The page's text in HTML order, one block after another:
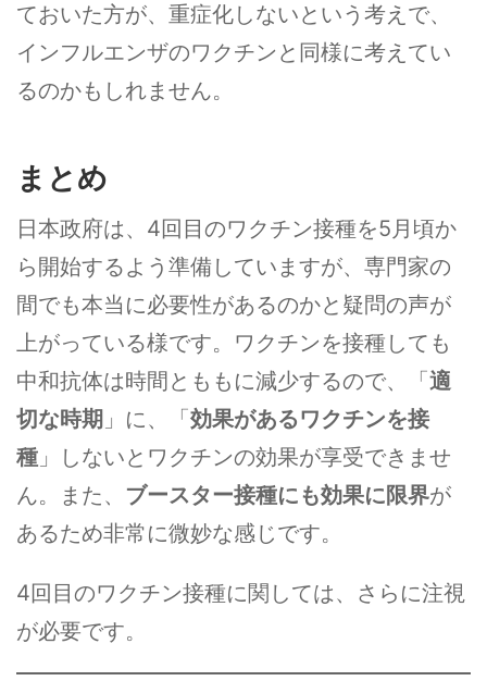
ておいた方が、重症化しないという考えで、
インフルエンザのワクチンと同様に考えてい
るのかもしれません。
まとめ
日本政府は、4回目のワクチン接種を5月頃か
ら開始するよう準備していますが、専門家の
間でも本当に必要性があるのかと疑問の声が
上がっている様です。ワクチンを接種しても
中和抗体は時間とももに減少するので、「適
切な時期 」に、「効果があるワクチンを接
種 」しないとワクチンの効果が享受できませ
ん。また、 ブースター接種にも効果に限界が
あるため非常に微妙な感じです。
4回目のワクチン接種に関しては、さらに注視
が必要です。